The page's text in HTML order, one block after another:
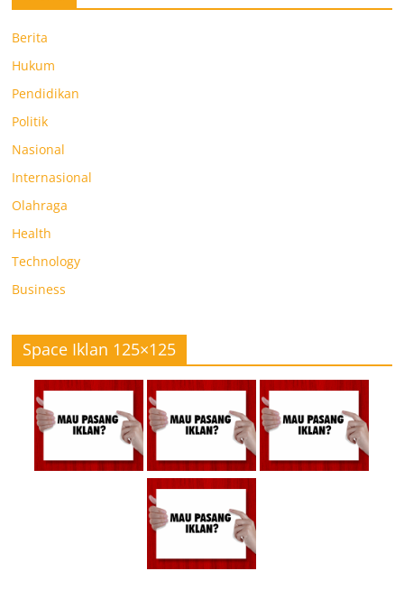
Berita
Hukum
Pendidikan
Politik
Nasional
Internasional
Olahraga
Health
Technology
Business
Space Iklan 125×125